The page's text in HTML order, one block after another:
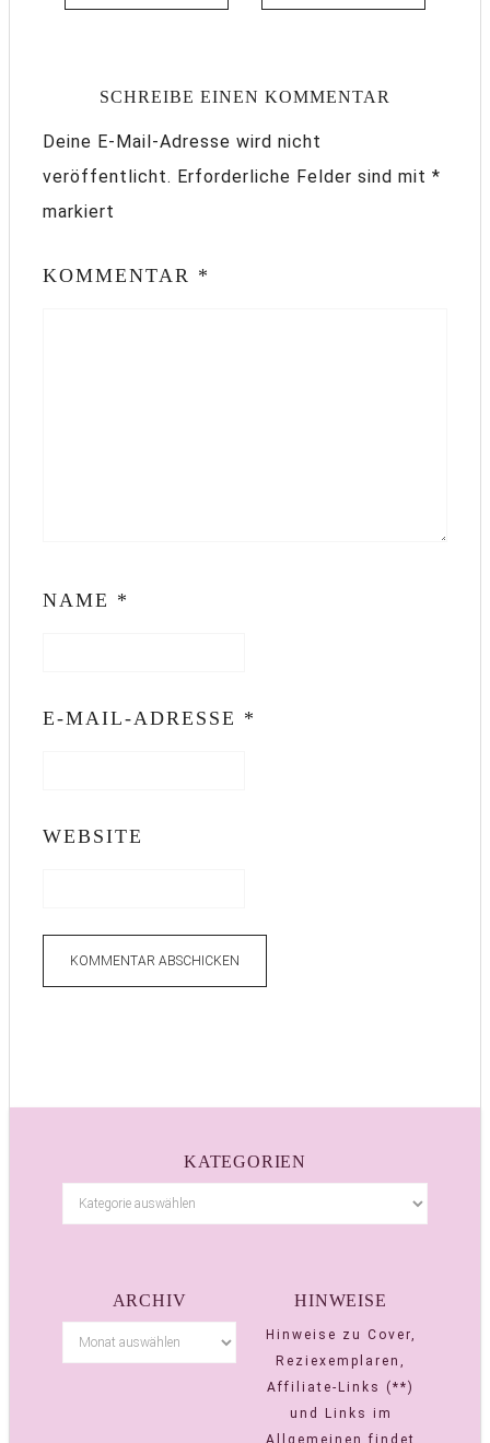
SCHREIBE EINEN KOMMENTAR
Deine E-Mail-Adresse wird nicht
veröffentlicht. Erforderliche Felder sind mit *
markiert
KOMMENTAR *
NAME *
E-MAIL-ADRESSE *
WEBSITE
KATEGORIEN
ARCHIV HINWEISE
Hinweise zu Cover,
Reziexemplaren,
Affiliate-Links (**)
und Links im